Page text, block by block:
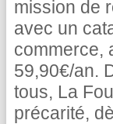
mission de
avec un
commerce,
59,90€/an.
tous, La
précarité,